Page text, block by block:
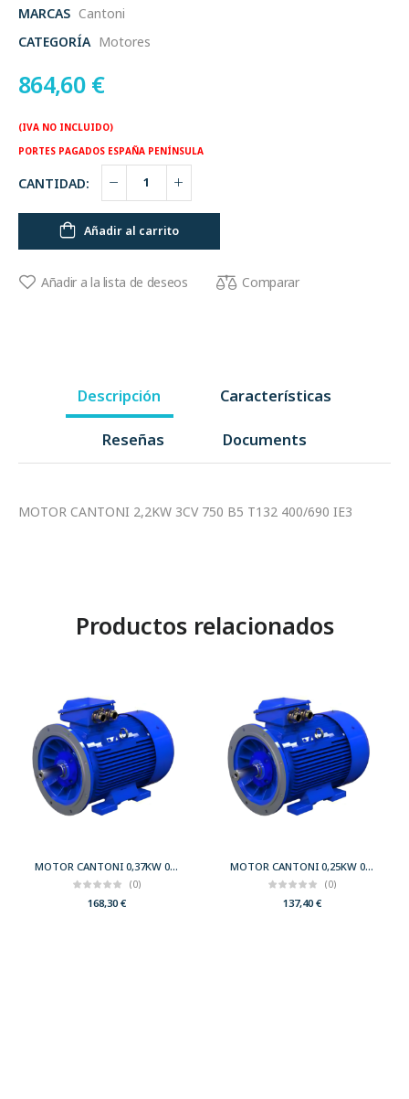
MARCAS Cantoni
CATEGORÍA Motores
864,60 €
(IVA NO INCLUIDO)
PORTES PAGADOS ESPAÑA PENÍNSULA
CANTIDAD:
Añadir al carrito
Añadir a la lista de deseos Comparar
Descripción Características
Reseñas Documents
MOTOR CANTONI 2,2KW 3CV 750 B5 T132 400/690 IE3
Productos relacionados
MOTOR CANTONI 0,37KW 0,50CV 3000 B35 T71 230/400 IE2
(0)
168,30€
MOTOR CANTONI 0,25KW 0,33CV 3000 B35 T63 230/400 IE2
(0)
137,40€